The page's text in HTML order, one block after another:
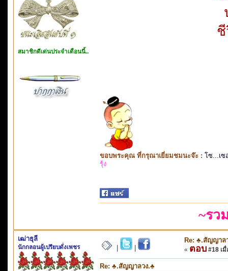
สมาชิกดีเด่นประจำเดือนนี้..
ขอบพระคุณ ที่กรุณาเยี่ยมชมนะจ๊ะ : โซ...เซ
รุ้ง
~รว
เฒ่าธุลี
นักกลอนผู้เปรียบดั่งเพชร
Re: ♣.สัญญาล
« ตอบ #18 เมื่
Re: ♣.สัญญาลวง.♣